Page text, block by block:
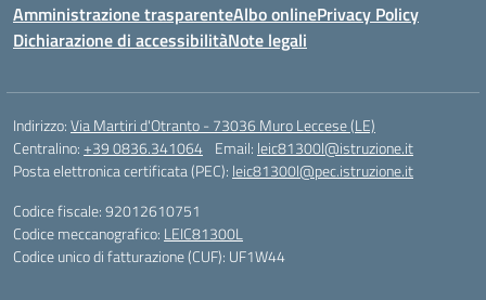
Amministrazione trasparenteAlbo onlinePrivacy Policy
Dichiarazione di accessibilitàNote legali
Indirizzo:Via Martiri d'Otranto - 73036 Muro Leccese (LE)
Centralino:+39 0836.341064 Email: leic81300l@istruzione.it
Posta elettronica certificata (PEC): leic81300l@pec.istruzione.it
Codice fiscale: 92012610751
Codice meccanografico: LEIC81300L
Codice unico di fatturazione (CUF): UF1W44